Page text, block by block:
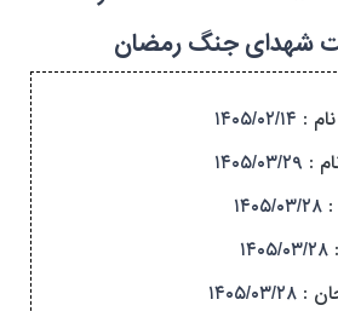
شهدای جنگ رمضان
: ۱۴۰۵/۰۲/۱۴
: ۱۴۰۵/۰۳/۲۹
: ۱۴۰۵/۰۳/۲۸
۱۴۰۵/۰۳/۲۸
: ۱۴۰۵/۰۳/۲۸